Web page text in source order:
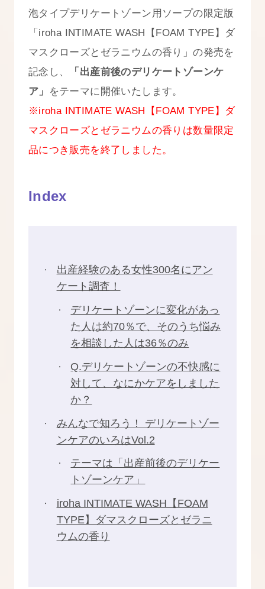
泡タイプデリケートゾーン用ソープの限定版
「iroha INTIMATE WASH【FOAM TYPE】ダ
マスクローズとゼラニウムの香り」の発売を
記念し、
「出産前後のデリケートゾーンケ
ア」
をテーマに開催いたします。
※iroha INTIMATE WASH【FOAM TYPE】ダ
マスクローズとゼラニウムの香りは数量限定
品につき販売を終了しました。
Index
出産経験のある女性300名にアン
ケート調査！
デリケートゾーンに変化があっ
た人は約70％で、そのうち悩み
を相談した人は36％のみ
Q.デリケートゾーンの不快感に
対して、なにかケアをしました
か？
みんなで知ろう！ デリケートゾー
ンケアのいろはVol.2
テーマは「出産前後のデリケー
トゾーンケア」
iroha INTIMATE WASH【FOAM
TYPE】ダマスクローズとゼラニ
ウムの香り